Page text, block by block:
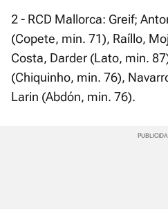
2 - RCD Mallorca: Greif;
(Copete, min. 71), Raíllo,
Costa, Darder (Lato, min.
(Chiquinho, min. 76),
Larin (Abdón, min. 76).